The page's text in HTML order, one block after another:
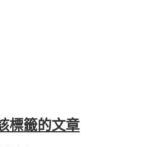
標籤的文章